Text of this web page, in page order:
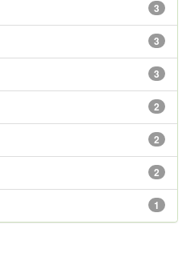
3
3
3
2
2
2
1